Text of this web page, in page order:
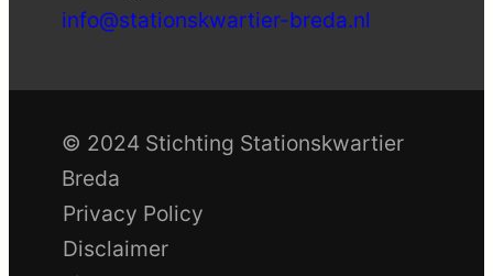
info@stationskwartier-breda.nl
© 2024 Stichting Stationskwartier
Breda
Privacy Policy
Disclaimer